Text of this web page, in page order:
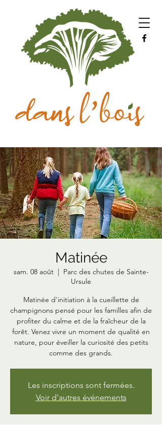
Matinée
sam. 08 août
  |
Parc des chutes de Sainte-
Ursule
Matinée d'initiation à la cueillette de
champignons pensé pour les familles afin de
profiter du calme et de la fraîcheur de la
forêt. Venez vivre un moment de qualité en
nature, pour éveiller la curiosité des petits
comme des grands.
Les inscriptions sont fermées.
Voir d'autres événements